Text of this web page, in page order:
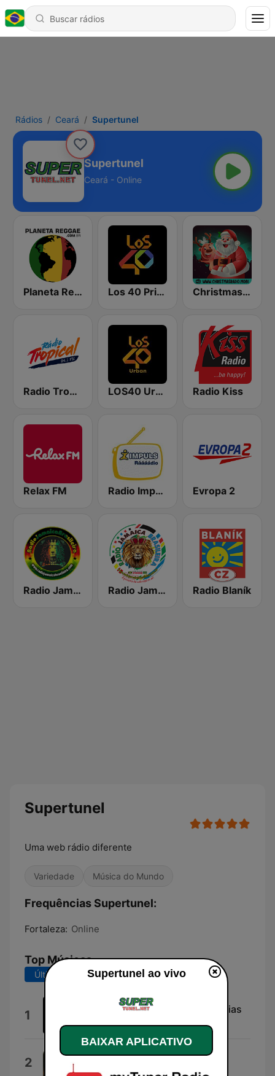
Rádios Ceará Supertunel
Supertunel
Ceará - Online
Planeta Reggae Los 40 Principales Christmas Radio
Radio Tropical 94.1 FM LOS40 Urban Radio Kiss
Relax FM Radio Impuls Evropa 2
Radio Jamaica Brasileira Radio Jamaica Brasileira Radio Blaník
Supertunel
Uma web rádio diferente
Variedade Música do Mundo
Frequências Supertunel:
Fortaleza: Online
Top Músicas
Últimos 7 dias Últimos 30 dias
1 Fatos, Acontecimentos e Histórias
Mc Alkaida
2 Sabiá
Luiz Gonzaga
Supertunel ao vivo
BAIXAR APLICATIVO